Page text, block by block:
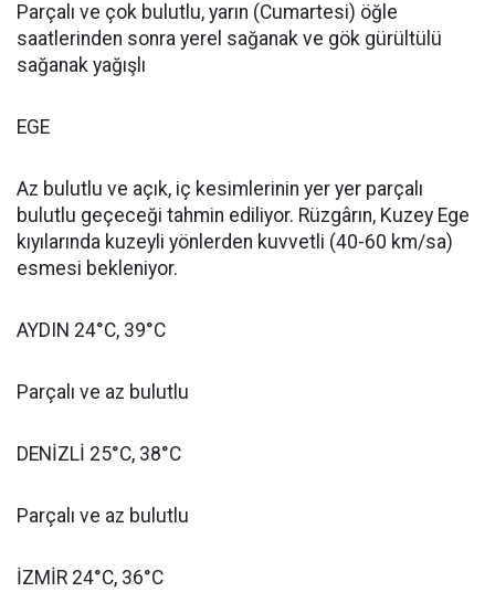
Parçalı ve çok bulutlu, yarın (Cumartesi) öğle
saatlerinden sonra yerel sağanak ve gök gürültülü
sağanak yağışlı
EGE
Az bulutlu ve açık, iç kesimlerinin yer yer parçalı
bulutlu geçeceği tahmin ediliyor. Rüzgârın, Kuzey Ege
kıyılarında kuzeyli yönlerden kuvvetli (40-60 km/sa)
esmesi bekleniyor.
AYDIN 24°C, 39°C
Parçalı ve az bulutlu
DENİZLİ 25°C, 38°C
Parçalı ve az bulutlu
İZMİR 24°C, 36°C